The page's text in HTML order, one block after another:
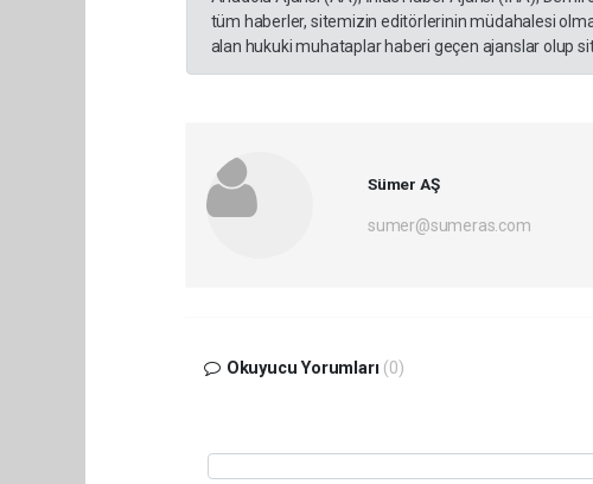
tüm haberler, sitemizin editörlerinin müdahalesi
alan hukuki muhataplar haberi geçen ajanslar olup
Sümer AŞ
sumer@sumeras.com
Okuyucu Yorumları (0)